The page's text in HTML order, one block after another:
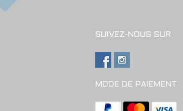
SUIVEZ-NOUS SUR
MODE DE PAIEMENT